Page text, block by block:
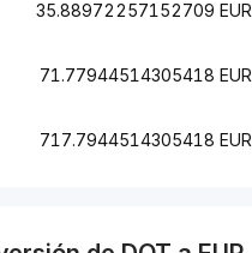
35.88972257152709 EUR
71.77944514305418 EUR
717.7944514305418 EUR